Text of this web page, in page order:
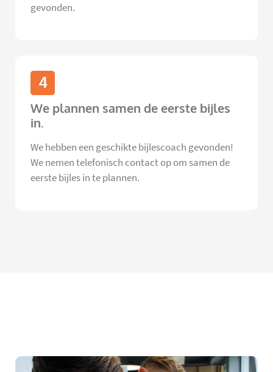
gevonden.
4
We plannen samen de eerste bijles
in.
We hebben een geschikte bijlescoach gevonden!
We nemen telefonisch contact op om samen de
eerste bijles in te plannen.